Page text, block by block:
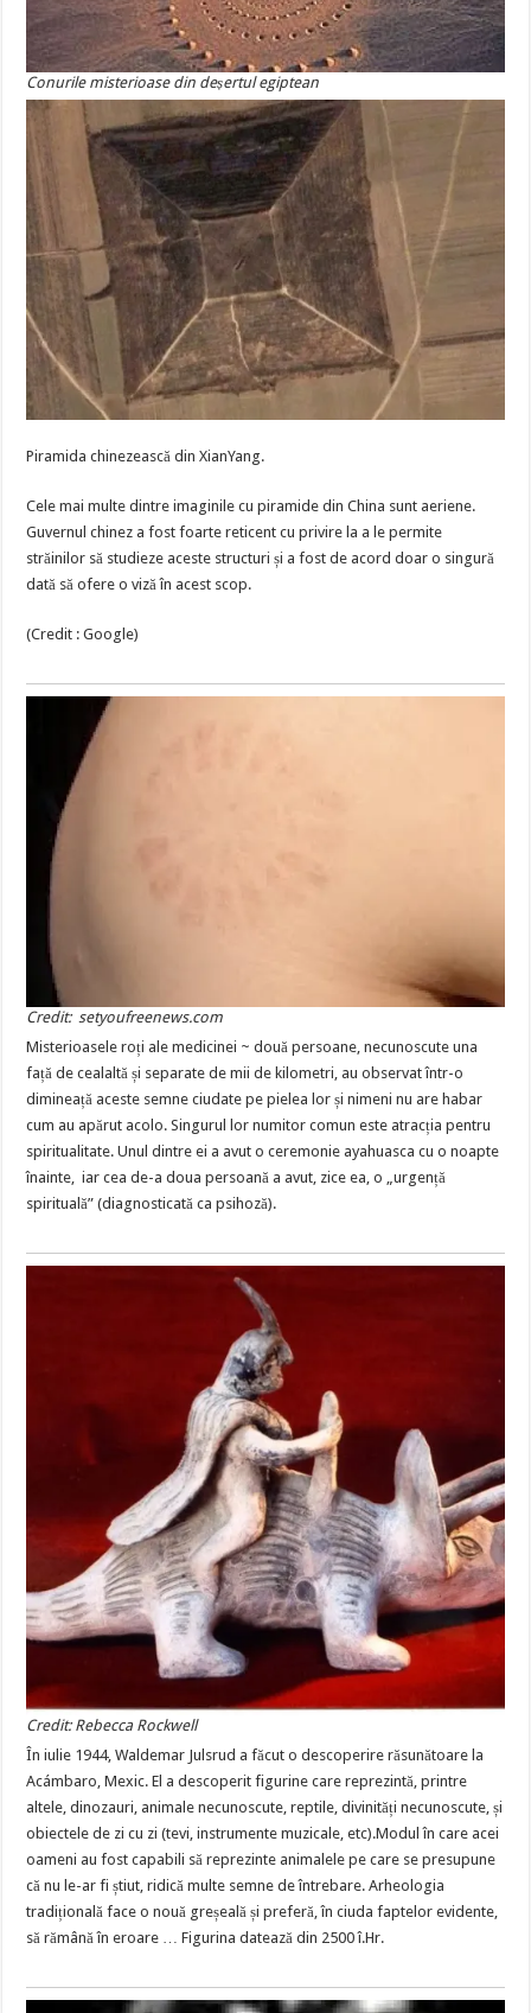
Conurile misterioase din deșertul egiptean
Piramida chinezească din XianYang.
Cele mai multe dintre imaginile cu piramide din China sunt aeriene.
Guvernul chinez a fost foarte reticent cu privire la a le permite
străinilor să studieze aceste structuri și a fost de acord doar o singură
dată să ofere o viză în acest scop.
(Credit : Google)
Credit: setyoufreenews.com
Misterioasele roți ale medicinei ~ două persoane, necunoscute una
față de cealaltă și separate de mii de kilometri, au observat într-o
dimineață aceste semne ciudate pe pielea lor și nimeni nu are habar
cum au apărut acolo. Singurul lor numitor comun este atracția pentru
spiritualitate. Unul dintre ei a avut o ceremonie ayahuasca cu o noapte
înainte, iar cea de-a doua persoană a avut, zice ea, o „urgență
spirituală” (diagnosticată ca psihoză).
Credit: Rebecca Rockwell
În iulie 1944, Waldemar Julsrud a făcut o descoperire răsunătoare la
Acámbaro, Mexic. El a descoperit figurine care reprezintă, printre
altele, dinozauri, animale necunoscute, reptile, divinități necunoscute, și
obiectele de zi cu zi (tevi, instrumente muzicale, etc).Modul în care acei
oameni au fost capabili să reprezinte animalele pe care se presupune
că nu le-ar fi știut, ridică multe semne de întrebare. Arheologia
tradițională face o nouă greșeală și preferă, în ciuda faptelor evidente,
să rămână în eroare … Figurina datează din 2500 î.Hr.